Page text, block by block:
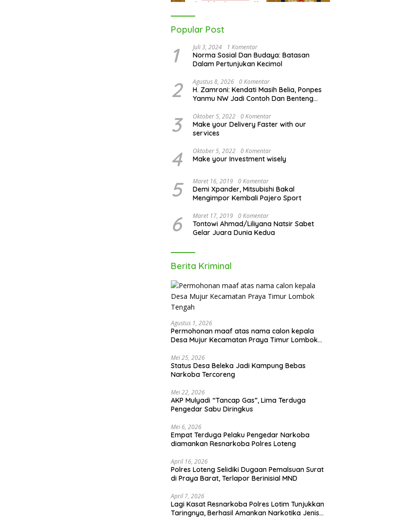
Popular Post
1 Juli 3, 2024 1 Komentar
Norma Sosial Dan Budaya: Batasan
Dalam Pertunjukan Kecimol
2 Agustus 8, 2026 0 Komentar
H. Zamroni: Kendati Masih Belia, Ponpes
Yanmu NW Jadi Contoh Dan Benteng
3 Oktober 5, 2022 0 Komentar
Make your Delivery Faster with our
services
4 Oktober 5, 2022 0 Komentar
Make your Investment wisely
5 Maret 16, 2019 0 Komentar
Demi Xpander, Mitsubishi Bakal
Mengimpor Kembali Pajero Sport
6 Maret 17, 2019 0 Komentar
Tontowi Ahmad/Liliyana Natsir Sabet
Gelar Juara Dunia Kedua
Berita Kriminal
Agustus 1, 2026
Permohonan maaf atas nama calon kepala
Desa Mujur Kecamatan Praya Timur Lombok
Mei 25, 2026
Status Desa Beleka Jadi ‎Kampung Bebas
Narkoba Tercoreng
Mei 22, 2026
AKP Mulyadi “Tancap Gas”, Lima Terduga
Pengedar Sabu Diringkus
Mei 6, 2026
Empat Terduga Pelaku Pengedar Narkoba
diamankan Resnarkoba Polres Loteng
April 16, 2026
Polres Loteng Selidiki Dugaan Pemalsuan Surat
di Praya Barat, Terlapor Berinisial MND
April 7, 2026
Lagi Kasat Resnarkoba Polres Lotim Tunjukkan
Taringnya, Berhasil Amankan Narkotika Jenis